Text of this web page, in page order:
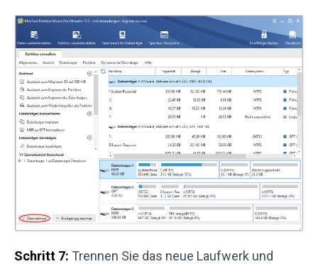
Schritt 7: Trennen Sie das neue Laufwerk und